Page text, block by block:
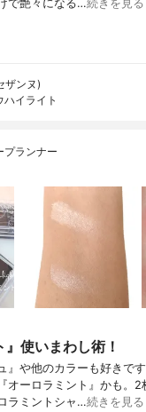
で艶々になる…続きを見る
ザンヌ)
ハイライト
プランナー
』使いまわし術！
』や他のカラーも好きで
オーロラミント』かも。
ラミントシャ…続きを見る